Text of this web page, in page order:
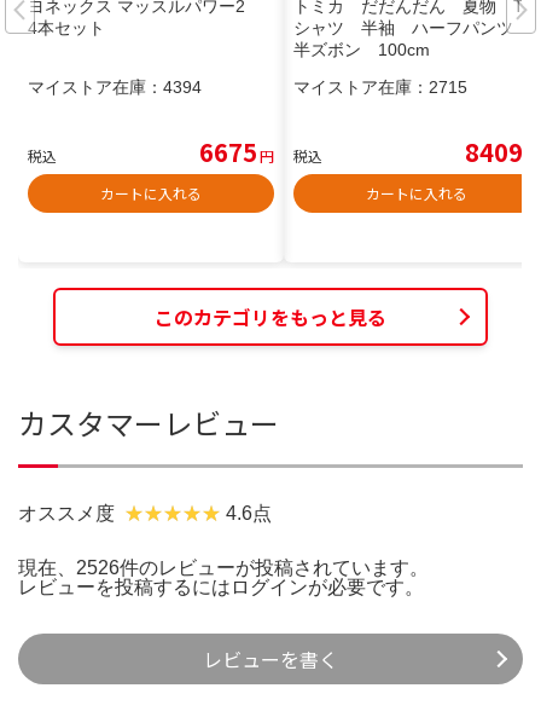
ヨネックス マッスルパワー2
4本セット
マイストア在庫： 4394
税込 6675円
カートに入れる
トミカ だだんだん 夏物 T
シャツ 半袖 ハーフパンツ
半ズボン 100cm
マイストア在庫： 2715
税込 8409
カートに入れる
このカテゴリをもっと見る
カスタマーレビュー
オススメ度 4.6点
現在、2526件のレビューが投稿されています。
レビューを投稿するには ログインが必要です。
レビューを書く